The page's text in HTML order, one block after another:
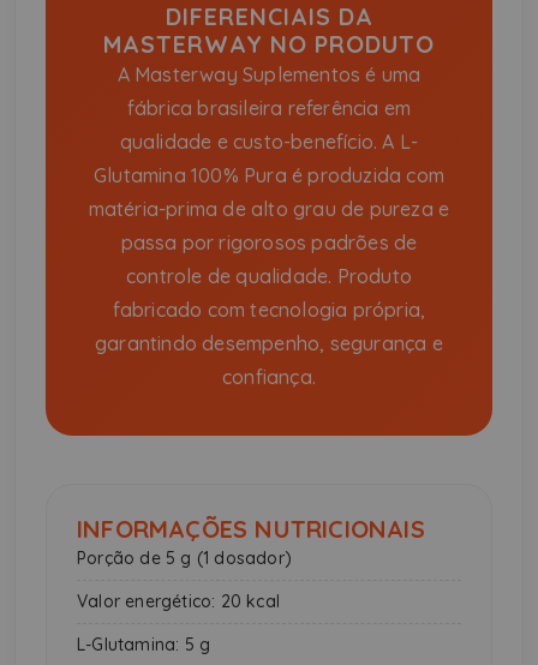
DIFERENCIAIS DA
MASTERWAY NO PRODUTO
A Masterway Suplementos é uma
fábrica brasileira referência em
qualidade e custo-benefício. A L-
Glutamina 100% Pura é produzida com
matéria-prima de alto grau de pureza e
passa por rigorosos padrões de
controle de qualidade. Produto
fabricado com tecnologia própria,
garantindo desempenho, segurança e
confiança.
INFORMAÇÕES NUTRICIONAIS
Porção de 5 g (1 dosador)
Valor energético: 20 kcal
L-Glutamina: 5 g